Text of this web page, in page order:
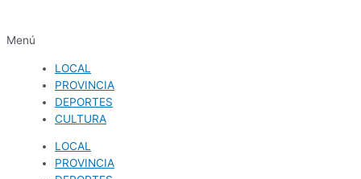
Menú
LOCAL
PROVINCIA
DEPORTES
CULTURA
LOCAL
PROVINCIA